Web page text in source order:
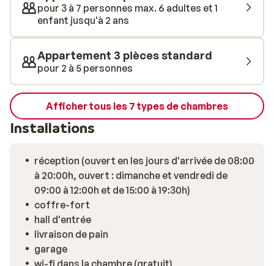
la carte ou profitez simplement de la piscine, du
jacuzzi, du sauna ou du hammam. Lors de votre séjour,
vous pourrez dîner au superbe restaurant II Gusto,
internationale. Un vrai régal pour les papilles! Un
excellent séjour vous attend à la résidence
Montagnettes l’Oxalys!
pour 3 à 7 personnes max. 6 adultes et 1
enfant jusqu'à 2 ans
Appartement 3 pièces standard
pour 2 à 5 personnes
Afficher tous les 7 types de chambres
Installations
réception (ouvert en les jours d'arrivée de 08:00
à 20:00h, ouvert : dimanche et vendredi de
09:00 à 12:00h et de 15:00 à 19:30h)
coffre-fort
hall d'entrée
livraison de pain
garage
wi-fi dans la chambre (gratuit)